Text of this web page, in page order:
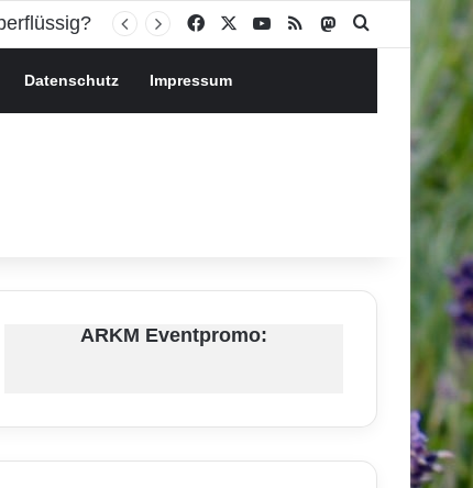
Facebook YouTube
RSS MastodonSuchen nach
Datenschutz Impressum
ARKM Eventpromo: